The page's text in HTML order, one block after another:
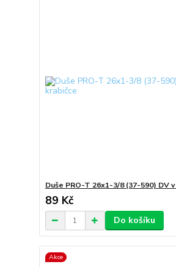
Duše PRO-T 26x1-3/8 (37-590) DV
89 Kč
Do košíku
Akce